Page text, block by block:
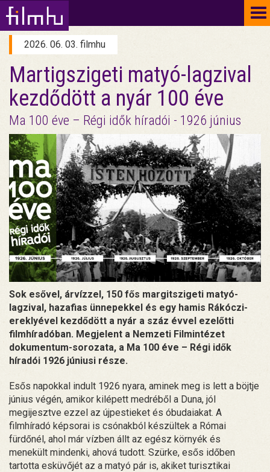
2026. 06. 03. filmhu
Martigszigeti matyó-lagzival
kezdődött a nyár 100 éve
Ma 100 éve – Régi idők híradói - 1926 június
Sok esővel, árvízzel, 150 fős margitszigeti matyó-
lagzival, hazafias ünnepekkel és egy hamis Rákóczi-
ereklyével kezdődött a nyár a száz évvel ezelőtti
filmhíradóban. Megjelent a Nemzeti Filmintézet
dokumentum-sorozata, a Ma 100 éve – Régi idők
híradói 1926 júniusi része.
Esős napokkal indult 1926 nyara, aminek meg is lett a böjtje
június végén, amikor kilépett medréből a Duna, jól
megijesztve ezzel az újpestieket és óbudaiakat. A
filmhíradó képsorai is csónakból készültek a Római
fürdőnél, ahol már vízben állt az egész környék és
menekült mindenki, ahová tudott. Szürke, esős időben
tartotta esküvőjét az a matyó pár is, akiket turisztikai